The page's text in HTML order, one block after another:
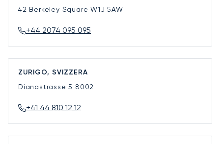
42 Berkeley SquareW1J 5AW
+44 2074 095 095
ZURIGO, SVIZZERA
Dianastrasse 5 8002
+41 44 810 12 12